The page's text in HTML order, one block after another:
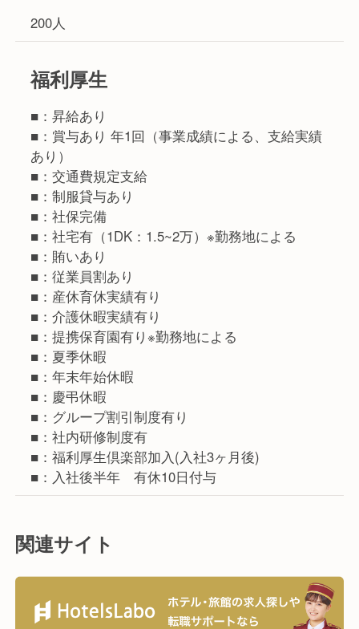
200人
福利厚生
■：昇給あり
■：賞与あり 年1回（事業成績による、支給実績
あり）
■：交通費規定支給
■：制服貸与あり
■：社保完備
■：社宅有（1DK：1.5~2万）※勤務地による
■：賄いあり
■：従業員割あり
■：産休育休実績有り
■：介護休暇実績有り
■：提携保育園有り※勤務地による
■：夏季休暇
■：年末年始休暇
■：慶弔休暇
■：グループ割引制度有り
■：社内研修制度有
■：福利厚生倶楽部加入(入社3ヶ月後)
■：入社後半年 有休10日付与
関連サイト